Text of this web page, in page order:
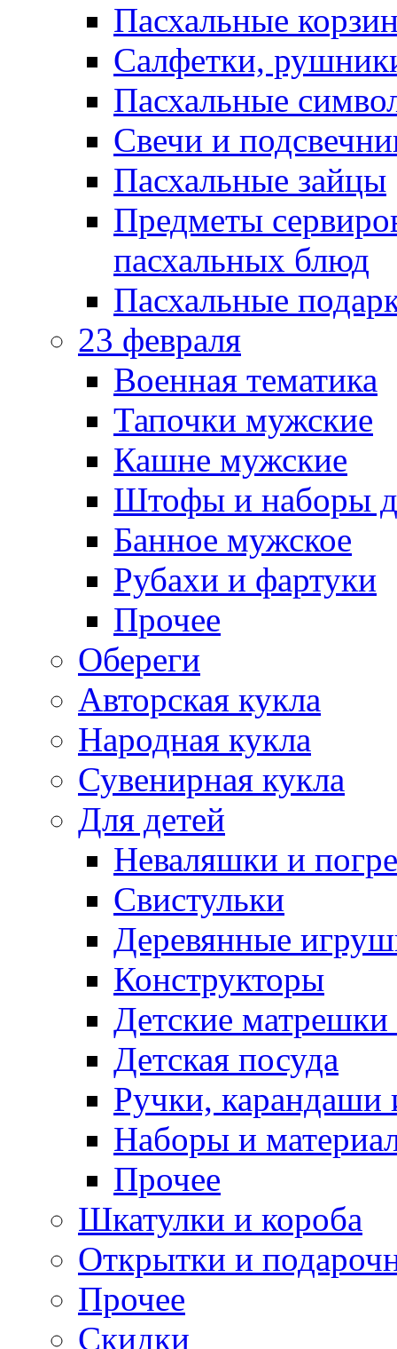
Пасхальные
Салфетки,
Пасхальные
Свечи и
Пасхальные зайцы
Предметы
пасхальных блюд
Пасхальные
23 февраля
Военная тематика
Тапочки мужские
Кашне мужские
Штофы и наборы
Банное мужское
Рубахи и фартуки
Прочее
Обереги
Авторская кукла
Народная кукла
Сувенирная кукла
Для детей
Неваляшки и
Свистульки
Деревянные
Конструкторы
Детские
Детская посуда
Ручки,
Наборы и
Прочее
Шкатулки и короба
Открытки и
Прочее
Скидки